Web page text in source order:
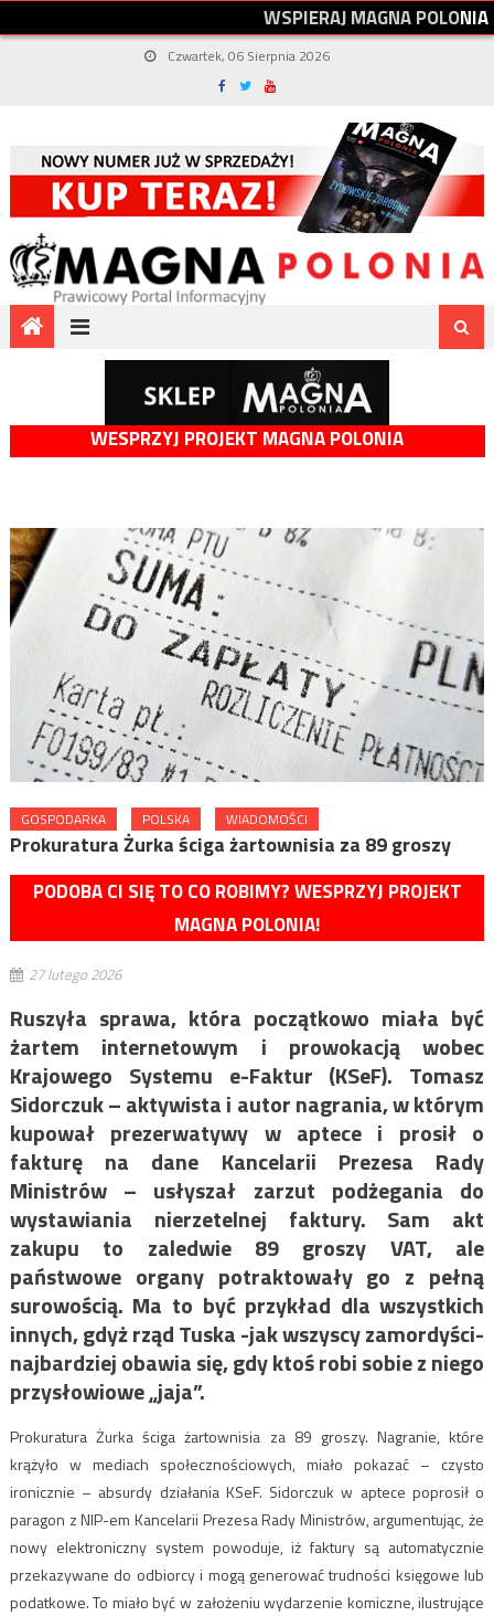
WSPIERAJMAGNAPOLONIA
Czwartek, 06 Sierpnia 2026
WESPRZYJ PROJEKT MAGNA POLONIA
GOSPODARKA POLSKA WIADOMOŚCI
Prokuratura Żurka ściga żartownisia za 89 groszy
PODOBA CI SIĘ TO CO ROBIMY? WESPRZYJ PROJEKT
MAGNA POLONIA!
27 lutego 2026
Ruszyła sprawa, która początkowo miała być
żartem internetowym i prowokacją wobec
Krajowego Systemu e-Faktur (KSeF). Tomasz
Sidorczuk – aktywista i autor nagrania, w którym
kupował prezerwatywy w aptece i prosił o
fakturę na dane Kancelarii Prezesa Rady
Ministrów – usłyszał zarzut podżegania do
wystawiania nierzetelnej faktury. Sam akt
zakupu to zaledwie 89 groszy VAT, ale
państwowe organy potraktowały go z pełną
surowością. Ma to być przykład dla wszystkich
innych, gdyż rząd Tuska -jak wszyscy zamordyści-
najbardziej obawia się, gdy ktoś robi sobie z niego
przysłowiowe „jaja”.
Prokuratura Żurka ściga żartownisia za 89 groszy. Nagranie, które
krążyło w mediach społecznościowych, miało pokazać – czysto
ironicznie – absurdy działania KSeF. Sidorczuk w aptece poprosił o
paragon z NIP-em Kancelarii Prezesa Rady Ministrów, argumentując, że
nowy elektroniczny system powoduje, iż faktury są automatycznie
przekazywane do odbiorcy i mogą generować trudności księgowe lub
podatkowe. To miało być w założeniu wydarzenie komiczne, ilustrujące